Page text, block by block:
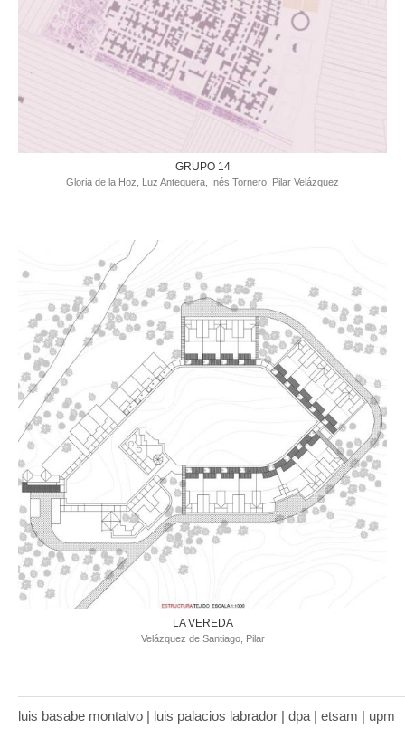
GRUPO 14
Gloria de la Hoz, Luz Antequera, Inés Tornero, Pilar Velázquez
LA VEREDA
Velázquez de Santiago, Pilar
luis basabe montalvo | luis palacios labrador | dpa | etsam | upm